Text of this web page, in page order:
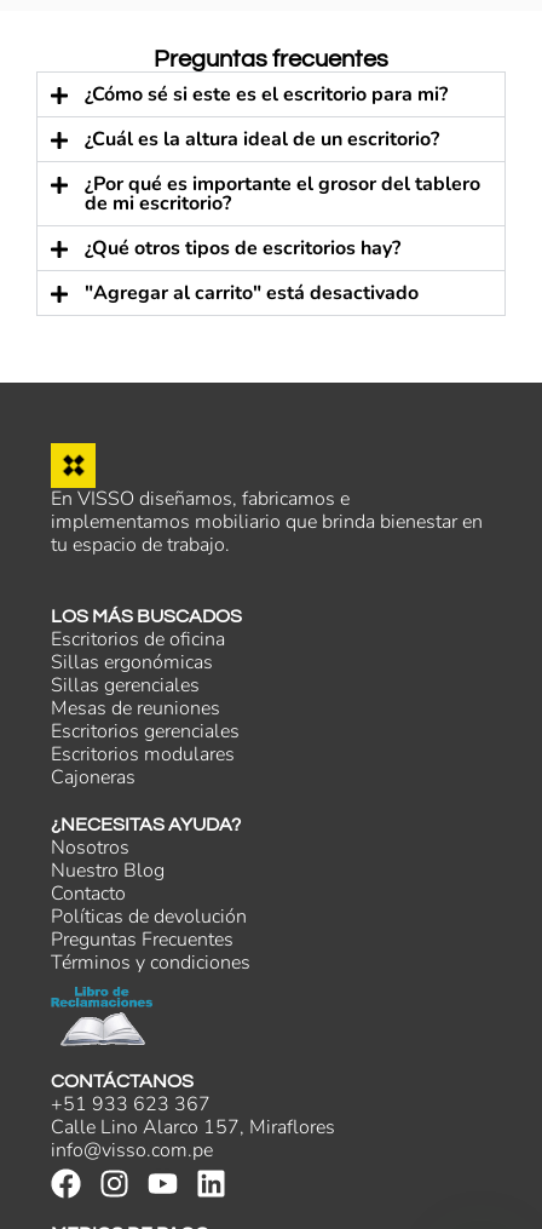
Preguntas frecuentes
¿Cómo sé si este es el escritorio para mi?
¿Cuál es la altura ideal de un escritorio?
¿Por qué es importante el grosor del tablero
de mi escritorio?
¿Qué otros tipos de escritorios hay?
"Agregar al carrito" está desactivado
En VISSO diseñamos, fabricamos e
implementamos mobiliario que brinda bienestar en
tu espacio de trabajo.
LOS MÁS BUSCADOS
Escritorios de oficina
Sillas ergonómicas
Sillas gerenciales
Mesas de reuniones
Escritorios gerenciales
Escritorios modulares
Cajoneras
¿NECESITAS AYUDA?
Nosotros
Nuestro Blog
Contacto
Políticas de devolución
Preguntas Frecuentes
Términos y condiciones
CONTÁCTANOS
+51 933 623 367
Calle Lino Alarco 157, Miraflores
info@visso.com.pe